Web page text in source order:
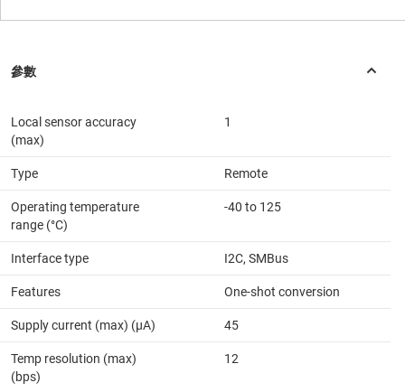
Local sensor accuracy
(max)
1
Type Remote
Operating temperature
range (°C)
-40 to 125
Interface type I2C, SMBus
Features One-shot conversion
Supply current (max) (µA) 45
Temp resolution (max)
(bps)
12